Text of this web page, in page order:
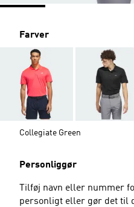
Farver
Collegiate Green
Personliggør
Tilføj navn eller nummer
personligt eller gør det til